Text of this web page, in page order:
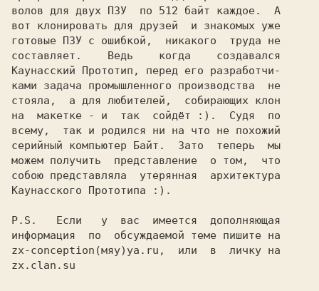
волов для двух ПЗУ
по 512 байт каждое.  А
вот клонировать для друзей  и знакомых уже
готовые ПЗУ с ошибкой,  никакого  труда не
Каунасский Прототип,
перед его разработчи-
ками задача промышленного производства  не
стояла,  а для любителей,  собирающих клон
на  макетке - и  так  сойдёт :).  Судя  по
всему,  так и родился ни на что не похожий
серийный компьютер Байт.
  Зато  теперь  мы
можем получить  представление  о том,  что
Каунасского Прототипа
:).